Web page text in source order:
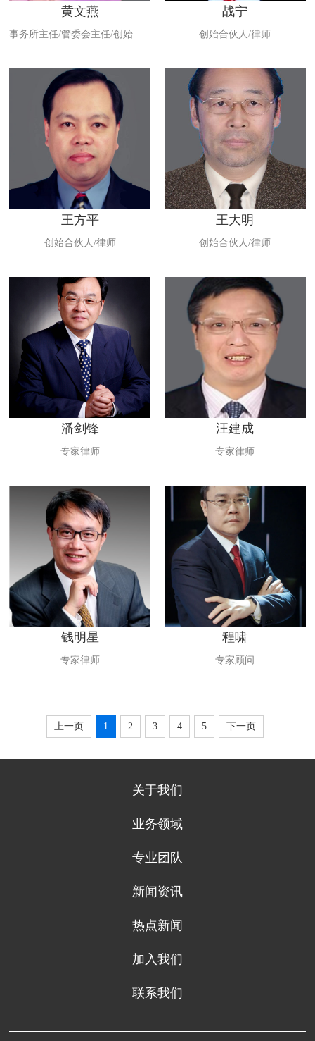
黄文燕
事务所主任/管委会主任/创始合伙人/律师
战宁
创始合伙人/律师
王方平
创始合伙人/律师
王大明
创始合伙人/律师
潘剑锋
专家律师
汪建成
专家律师
钱明星
专家律师
程啸
专家顾问
上一页 1 2 3 4 5 下一页
关于我们
业务领域
专业团队
新闻资讯
热点新闻
加入我们
联系我们